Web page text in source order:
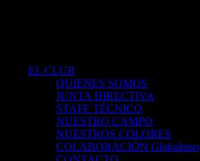
EL CLUB
QUIENES SOMOS
JUNTA DIRECTIVA
STAFF TÉCNICO
NUESTRO CAMPO
NUESTROS COLORES
COLABORACIÓN Globalpiso